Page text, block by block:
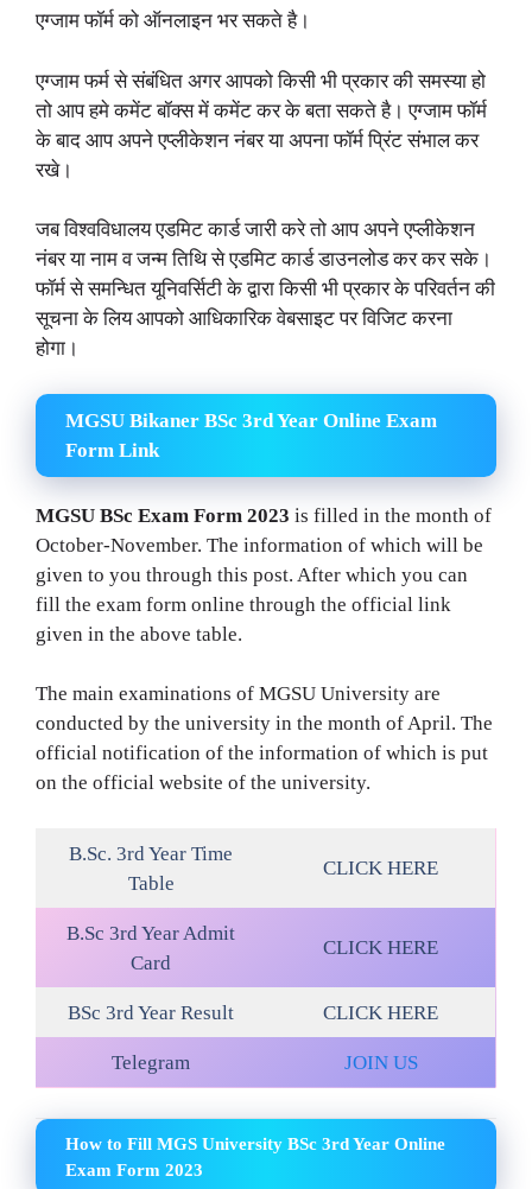
एग्जाम फॉर्म को ऑनलाइन भर सकते है।
एग्जाम फर्म से संबंधित अगर आपको किसी भी प्रकार की समस्या हो
तो आप हमे कमेंट बॉक्स में कमेंट कर के बता सकते है। एग्जाम फॉर्म
के बाद आप अपने एप्लीकेशन नंबर या अपना फॉर्म प्रिंट संभाल कर
रखे।
जब विश्वविधालय एडमिट कार्ड जारी करे तो आप अपने एप्लीकेशन
नंबर या नाम व जन्म तिथि से एडमिट कार्ड डाउनलोड कर कर सके।
फॉर्म से समन्धित यूनिवर्सिटी के द्वारा किसी भी प्रकार के परिवर्तन की
सूचना के लिय आपको आधिकारिक वेबसाइट पर विजिट करना
होगा।
MGSU Bikaner BSc 3rd Year Online Exam
Form Link
MGSU BSc Exam Form 2023 is filled in the month of
October-November. The information of which will be
given to you through this post. After which you can
fill the exam form online through the official link
given in the above table.
The main examinations of MGSU University are
conducted by the university in the month of April. The
official notification of the information of which is put
on the official website of the university.
B.Sc. 3rd Year Time
Table
CLICK HERE
B.Sc 3rd Year Admit
Card
CLICK HERE
BSc 3rd Year Result CLICK HERE
Telegram JOIN US
How to Fill MGS University BSc 3rd Year Online
Exam Form 2023